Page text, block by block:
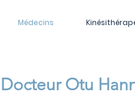
Médecins
Docteur Otu